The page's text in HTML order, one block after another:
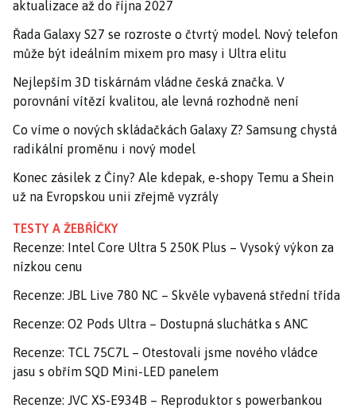
aktualizace až do října 2027
Řada Galaxy S27 se rozroste o čtvrtý model. Nový telefon
může být ideálním mixem pro masy i Ultra elitu
Nejlepším 3D tiskárnám vládne česká značka. V
porovnání vítězí kvalitou, ale levná rozhodně není
Co víme o nových skládačkách Galaxy Z? Samsung chystá
radikální proměnu i nový model
Konec zásilek z Číny? Ale kdepak, e-shopy Temu a Shein
už na Evropskou unii zřejmě vyzrály
TESTY A ŽEBŘÍČKY
Recenze: Intel Core Ultra 5 250K Plus – Vysoký výkon za
nízkou cenu
Recenze: JBL Live 780 NC – Skvěle vybavená střední třída
Recenze: O2 Pods Ultra – Dostupná sluchátka s ANC
Recenze: TCL 75C7L – Otestovali jsme nového vládce
jasu s obřím SQD Mini-LED panelem
Recenze: JVC XS-E934B – Reproduktor s powerbankou